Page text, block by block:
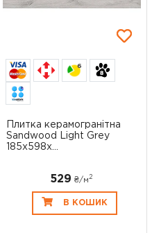
6
Плитка керамогранітна
Sandwood Light Grey
185x598x...
529 ₴/м2
В КОШИК